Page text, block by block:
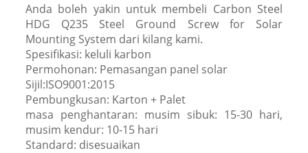
Anda boleh yakin untuk membeli Carbon Steel
HDG Q235 Steel Ground Screw for Solar
Mounting System dari kilang kami.
Spesifikasi: keluli karbon
Permohonan: Pemasangan panel solar
Sijil:ISO9001:2015
Pembungkusan: Karton + Palet
masa penghantaran: musim sibuk: 15-30 hari,
musim kendur: 10-15 hari
Standard: disesuaikan